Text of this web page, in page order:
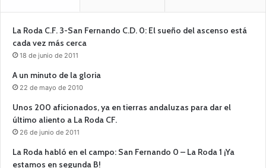
La Roda C.F. 3-San Fernando C.D. 0: El sueño del ascenso está
cada vez más cerca
18 de junio de 2011
A un minuto de la gloria
22 de mayo de 2010
Unos 200 aficionados, ya en tierras andaluzas para dar el
último aliento a La Roda CF.
26 de junio de 2011
La Roda habló en el campo: San Fernando 0 – La Roda 1 ¡Ya
estamos en segunda B!